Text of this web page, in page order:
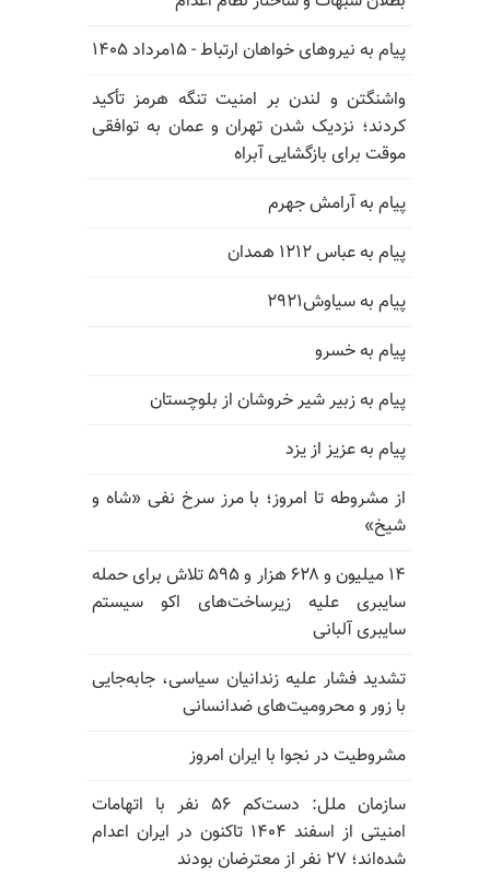
پیام به نیروهای خواهان ارتباط - ۱۵مرداد ۱۴۰۵
واشنگتن و لندن بر امنیت تنگه هرمز تأکید
کردند؛ نزدیک شدن تهران و عمان به توافقی
موقت برای بازگشایی آبراه
پیام به آرامش جهرم
پیام به عباس ۱۲۱۲ همدان
پیام به سیاوش۲۹۲۱
پیام به خسرو
پیام به زبیر شیر خروشان از بلوچستان
پیام به عزیز از یزد
از مشروطه تا امروز؛ با مرز سرخ نفی «شاه و
شیخ»
۱۴ میلیون و ۶۲۸ هزار و ۵۹۵ تلاش برای حمله
سایبری علیه زیرساخت‌های اکو سیستم
سایبری آلبانی
تشدید فشار علیه زندانیان سیاسی، جابه‌جایی
با زور و محرومیت‌های ضدانسانی
مشروطیت در نجوا با ایران امروز
سازمان ملل: دست‌کم ۵۶ نفر با اتهامات
امنیتی از اسفند ۱۴۰۴ تاکنون در ایران اعدام
شده‌اند؛ ۲۷ نفر از معترضان بودند